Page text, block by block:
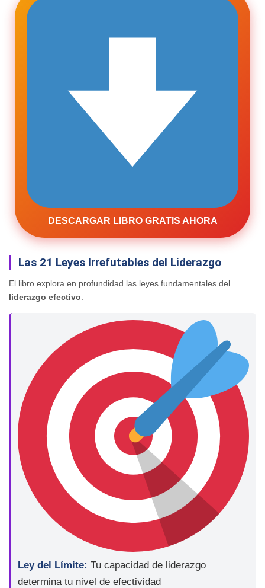
DESCARGAR LIBRO GRATIS AHORA
Las 21 Leyes Irrefutables del Liderazgo
El libro explora en profundidad las leyes fundamentales del
liderazgo efectivo:
Ley del Límite: Tu capacidad de liderazgo
determina tu nivel de efectividad